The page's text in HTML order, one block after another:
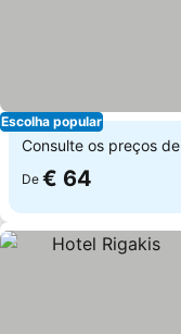
Escolha popular
Consulte os preços de
De € 64